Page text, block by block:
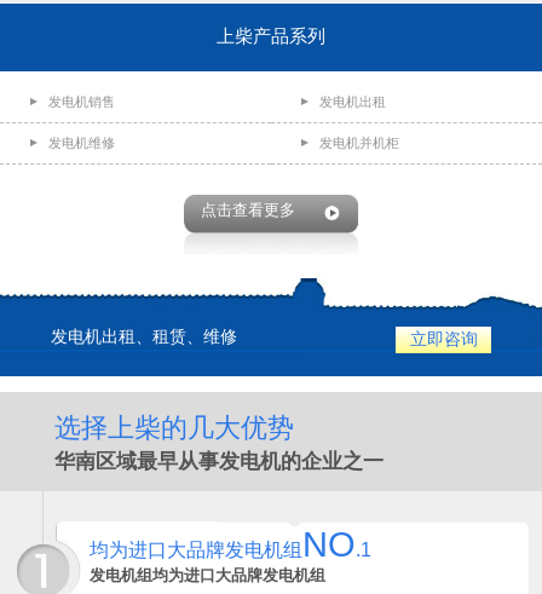
上柴产品系列
发电机销售 发电机出租
发电机维修 发电机并机柜
点击查看更多
立即咨询
发电机出租、租赁、维修
选择上柴的几大优势
华南区域最早从事发电机的企业之一
均为进口大品牌发电机组 NO.1
发电机组均为进口大品牌发电机组